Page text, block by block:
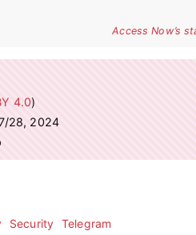
Access Now’s
4.0)
28, 2024
Security Telegram